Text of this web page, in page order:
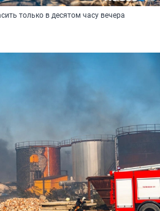
только в десятом часу вечера